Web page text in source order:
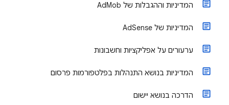
המדיניות וההגבלות של AdMob
המדיניות של AdSense
ערעורים על אפליקציות וחשבונות
המדיניות בנושא התנהלות בפלטפורמות פרסום
הדרכה בנושא יישום